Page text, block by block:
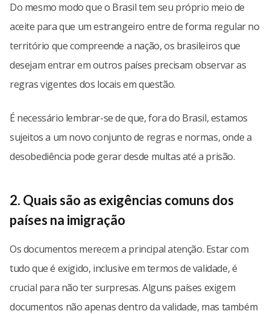
Do mesmo modo que o Brasil tem seu próprio meio de
aceite para que um estrangeiro entre de forma regular no
território que compreende a nação, os brasileiros que
desejam entrar em outros países precisam observar as
regras vigentes dos locais em questão.
É necessário lembrar-se de que, fora do Brasil, estamos
sujeitos a um novo conjunto de regras e normas, onde a
desobediência pode gerar desde multas até a prisão.
2. Quais são as exigências comuns dos
países na imigração
Os documentos merecem a principal atenção. Estar com
tudo que é exigido, inclusive em termos de validade, é
crucial para não ter surpresas. Alguns países exigem
documentos não apenas dentro da validade, mas também